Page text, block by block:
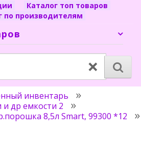
Каталог топ товаров
по производителям
×
инвентарь
и др емкости 2
8,5л Smart, 99300 *12